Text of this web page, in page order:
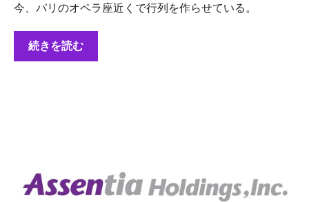
今、パリのオペラ座近くで行列を作らせている。
続きを読む